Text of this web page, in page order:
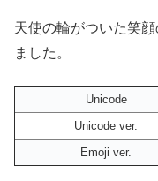
天使の輪がついた笑
ました。
Unicode
Unicode ver.
Emoji ver.